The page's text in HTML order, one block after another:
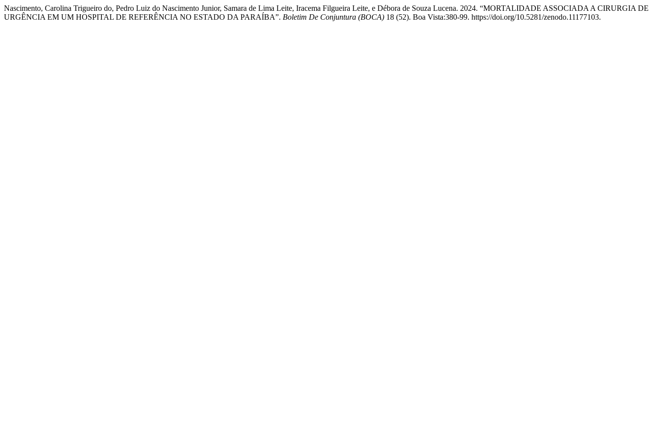
Nascimento, Carolina Trigueiro do, Pedro Luiz do Nascimento Junior, Samara de Lima Leite, Iracema Filgueira Leite, e Débora de Souza Lucena. 2024. “MORTALIDADE ASSOCIADA A CIRURGIA DE
URGÊNCIA EM UM HOSPITAL DE REFERÊNCIA NO ESTADO DA PARAÍBA”. Boletim De Conjuntura (BOCA) 18 (52). Boa Vista:380-99. https://doi.org/10.5281/zenodo.11177103.